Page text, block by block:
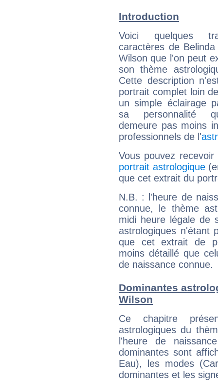
Introduction
Voici quelques
caractères de
Wilson que l'on peut
son thème
Cette description
portrait complet loin
un simple éclairage
sa personnalité
demeure pas moins
professionnels de l'
Vous pouvez
portrait astrologique
que cet extrait du
N.B. : l'heure de
connue, le thème
midi heure légale de
astrologiques n'étant
que cet extrait de
moins détaillé que
de naissance connue.
Dominantes
Wilson
Ce chapitre
astrologiques du
l'heure de
dominantes sont
Eau), les modes
dominantes et les